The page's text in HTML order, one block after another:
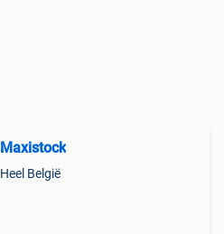
Maxistock
Heel België